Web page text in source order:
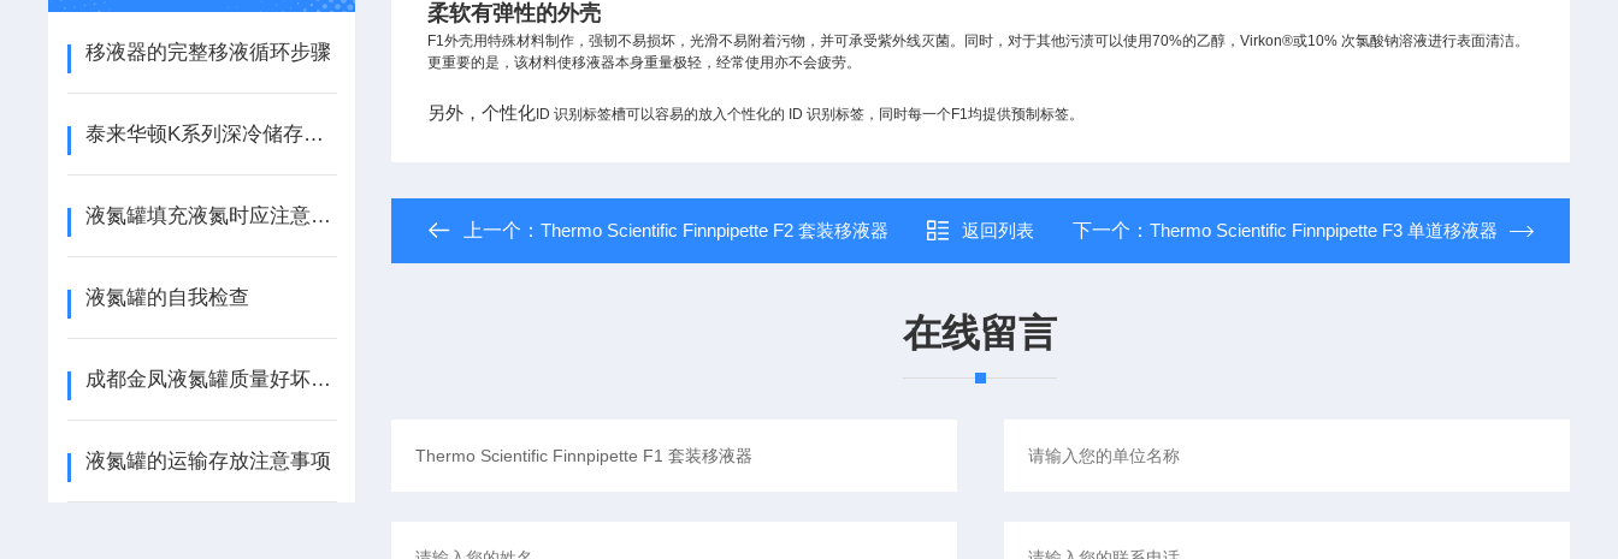
移液器的完整移液循环步骤
泰来华顿K系列深冷储存系统
液氮罐填充液氮时应注意些什么
液氮罐的自我检查
成都金凤液氮罐质量好坏的判断
液氮罐的运输存放注意事项
柔软有弹性的外壳
F1外壳用特殊材料制作，强韧不易损坏，光滑不易附着污物，并可承受紫外线灭菌。同时，对于其他污渍可以使用70%的乙醇，Virkon®或10% 次氯酸钠溶液进行表面清洁。
更重要的是，该材料使移液器本身重量极轻，经常使用亦不会疲劳。
另外，个性化 ID识别标签槽可以容易的放入个性化的 ID识别标签，同时每一个F1均提供预制标签。
上一个：Thermo Scientific Finnpipette F2 套装移液器 返回列表 下一个： Thermo Scientific Finnpipette F3 单道移液器
在线留言